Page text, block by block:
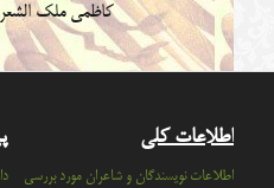
کاظمی ملک
اطلاعات کلی
اطلاعات نویسندگان و شاعران مورد بررسی